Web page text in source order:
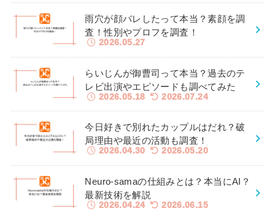
雨穴が顔バレしたって本当？素顔を調
査！性別やプロフを調査！
2026.05.27
らいじんが御曹司って本当？過去のテ
レビ出演やエピソードも調べてみた
2026.05.18 2026.07.24
今日好きで別れたカップルはだれ？破
局理由や最近の活動も調査！
2026.04.30 2026.05.20
Neuro-samaの仕組みとは？本当にAI？
最新技術を解説
2026.04.24 2026.06.15